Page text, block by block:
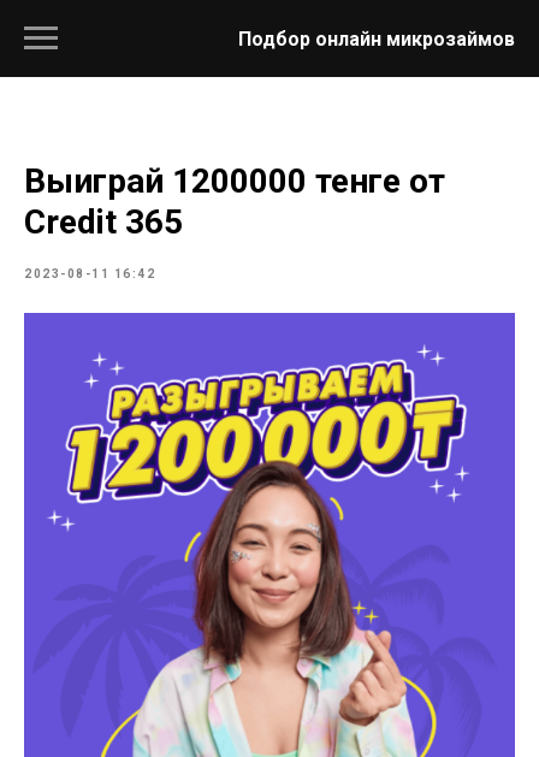
Подбор онлайн микрозаймов
Выиграй 1200000 тенге от
Credit 365
2023-08-11 16:42